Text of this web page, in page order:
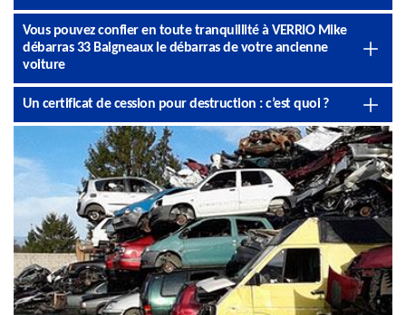
Vous pouvez confier en toute tranquillité à VERRIO Mike
débarras 33 Baigneaux le débarras de votre ancienne
voiture
Un certificat de cession pour destruction : c’est quoi ?